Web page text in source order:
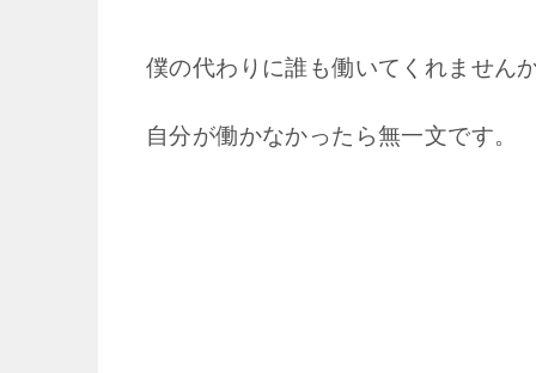
僕の代わりに誰も働いてくれません
自分が働かなかったら無一文です。